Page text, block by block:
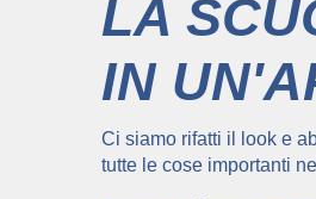
LA
IN
Ci siamo rifatti il look e
tutte le cose importanti